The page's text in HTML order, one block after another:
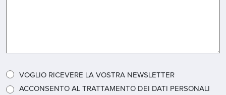
VOGLIO RICEVERE LA VOSTRA NEWSLETTER
ACCONSENTO AL TRATTAMENTO DEI DATI PERSONALI